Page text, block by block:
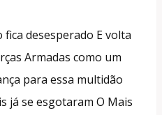
desesperado E volta
Armadas como um
para essa multidão
já se esgotaram O Mais